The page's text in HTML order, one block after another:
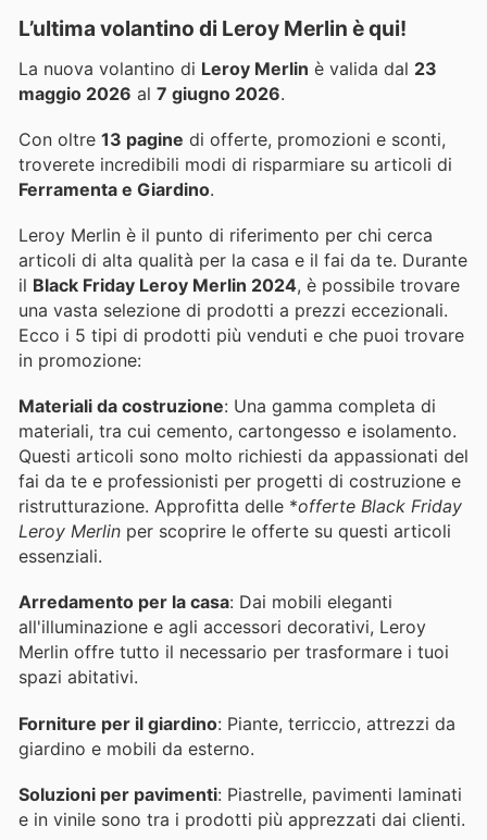
L’ultima volantino di Leroy Merlin è qui!
La nuova volantino di Leroy Merlin è valida dal 23
maggio 2026 al 7 giugno 2026.
Con oltre 13 pagine di offerte, promozioni e sconti,
troverete incredibili modi di risparmiare su articoli di
Ferramenta e Giardino.
Leroy Merlin è il punto di riferimento per chi cerca
articoli di alta qualità per la casa e il fai da te. Durante
il Black Friday Leroy Merlin 2024, è possibile trovare
una vasta selezione di prodotti a prezzi eccezionali.
Ecco i 5 tipi di prodotti più venduti e che puoi trovare
in promozione:
Materiali da costruzione: Una gamma completa di
materiali, tra cui cemento, cartongesso e isolamento.
Questi articoli sono molto richiesti da appassionati del
fai da te e professionisti per progetti di costruzione e
ristrutturazione. Approfitta delle *offerte Black Friday
Leroy Merlin per scoprire le offerte su questi articoli
essenziali.
Arredamento per la casa: Dai mobili eleganti
all'illuminazione e agli accessori decorativi, Leroy
Merlin offre tutto il necessario per trasformare i tuoi
spazi abitativi.
Forniture per il giardino: Piante, terriccio, attrezzi da
giardino e mobili da esterno.
Soluzioni per pavimenti: Piastrelle, pavimenti laminati
e in vinile sono tra i prodotti più apprezzati dai clienti.